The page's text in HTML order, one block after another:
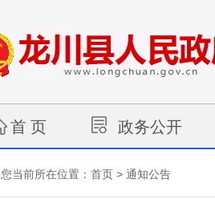
首 页 政务公开
您当前所在位置： 首页 > 通知公告